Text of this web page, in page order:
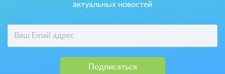
актуальных новостей
Подписаться